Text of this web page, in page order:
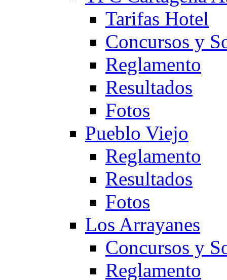
Tarifas Hotel
Concursos y
Reglamento
Resultados
Fotos
Pueblo Viejo
Reglamento
Resultados
Fotos
Los Arrayanes
Concursos y
Reglamento